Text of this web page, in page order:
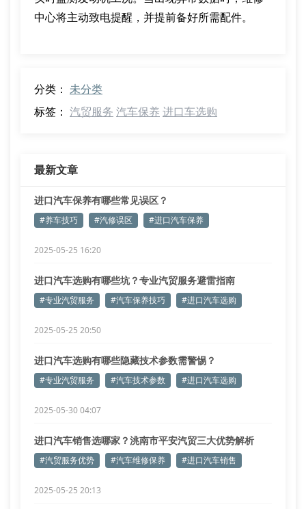
中心将主动致电提醒，并提前备好所需配件。
分类： 未分类
标签： 汽贸服务 汽车保养 进口车选购
最新文章
进口汽车保养有哪些常见误区？
#养车技巧 #汽修误区 #进口汽车保养
2025-05-25 16:20
进口汽车选购有哪些坑？专业汽贸服务避雷指南
#专业汽贸服务 #汽车保养技巧 #进口汽车选购
2025-05-25 20:50
进口汽车选购有哪些隐藏技术参数需警惕？
#专业汽贸服务 #汽车技术参数 #进口汽车选购
2025-05-30 04:07
进口汽车销售选哪家？洮南市平安汽贸三大优势解析
#汽贸服务优势 #汽车维修保养 #进口汽车销售
2025-05-25 20:13